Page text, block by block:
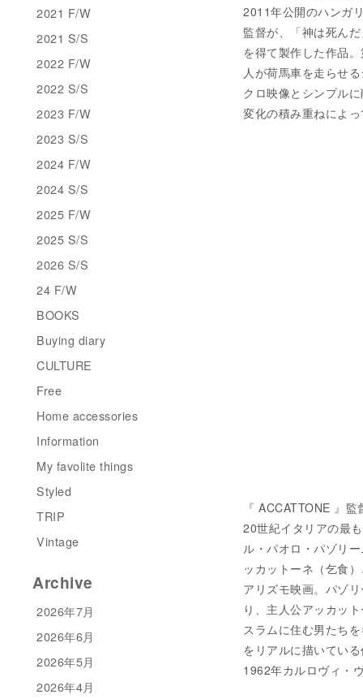
2011年公開のハンガ
監督が、「神は死ん
を得て製作した作品
人が荷馬車を走らせ
クロ映像とシンプル
変化の積み重ねによ
『 ACCATTONE 』
20世紀イタリアの最
ル・パオロ・パゾリ
ッカットーネ（乞食
アリズモ映画。パゾ
り、主人公アッカッ
スラムに住む男たち
をリアルに描いてい
1962年カルロヴィ・
2021 F/W
2021 S/S
2022 F/W
2022 S/S
2023 F/W
2023 S/S
2024 F/W
2024 S/S
2025 F/W
2025 S/S
2026 S/S
24 F/W
BOOKS
Buying diary
CULTURE
Free
Home accessories
Information
My favolite things
Styled
TRIP
Vintage
Archive
2026年7月
2026年6月
2026年5月
2026年4月